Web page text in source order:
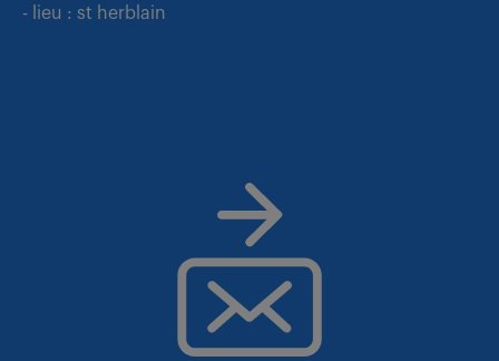
- lieu : st herblain